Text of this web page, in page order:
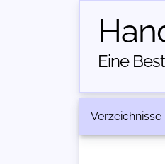
Eine
Verzeichnisse